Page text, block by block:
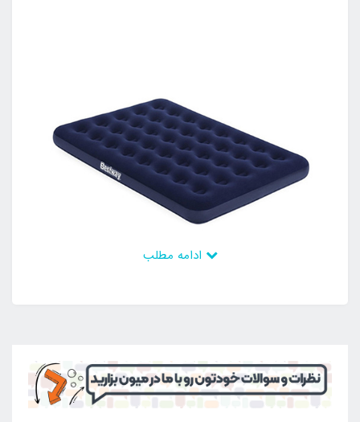
دارای وزن زیاد نیز می باشند را بر روی خود جای دهد تا
بهترین لحظات را به دست آورند و دچار مشکل نشوند. از